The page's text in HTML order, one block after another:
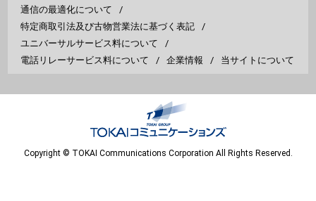
通信の最適化について
特定商取引法及び古物営業法に基づく表記
ユニバーサルサービス料について
電話リレーサービス料について
企業情報 当サイトについて
Copyright © TOKAI Communications Corporation All Rights Reserved.